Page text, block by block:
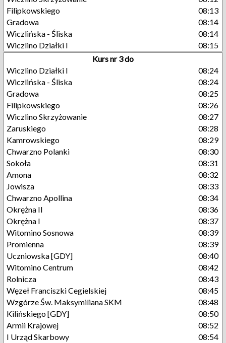
Filipkowskiego
08:13
Gradowa
08:14
Wiczlińska - Śliska
08:14
Wiczlino Działki I
08:15
Kurs nr 3 do
Wiczlino Działki I
08:24
Wiczlińska - Śliska
08:24
Gradowa
08:25
Filipkowskiego
08:26
Wiczlino Skrzyżowanie
08:27
Zaruskiego
08:28
Kamrowskiego
08:29
Chwarzno Polanki
08:30
Sokoła
08:31
Amona
08:32
Jowisza
08:33
Chwarzno Apollina
08:34
Okrężna II
08:36
Okrężna I
08:37
Witomino Sosnowa
08:39
Promienna
08:39
Uczniowska [GDY]
08:40
Witomino Centrum
08:42
Rolnicza
08:43
Węzeł Franciszki Cegielskiej
08:45
Wzgórze Św. Maksymiliana SKM
08:48
Kilińskiego [GDY]
08:50
Armii Krajowej
08:52
I Urząd Skarbowy
08:54